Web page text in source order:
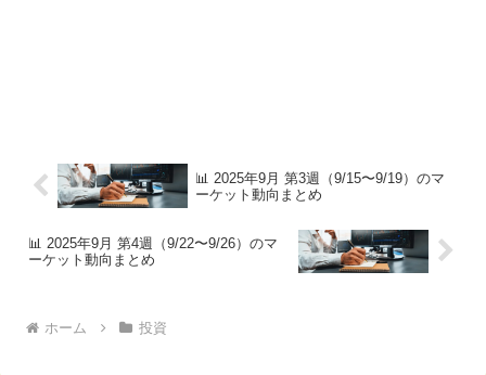
📊 2025年9月 第3週（9/15〜9/19）のマ
ーケット動向まとめ
📊 2025年9月 第4週（9/22〜9/26）のマ
ーケット動向まとめ
ホーム 投資